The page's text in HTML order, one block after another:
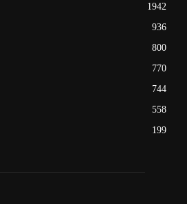
1942
936
800
770
744
558
199